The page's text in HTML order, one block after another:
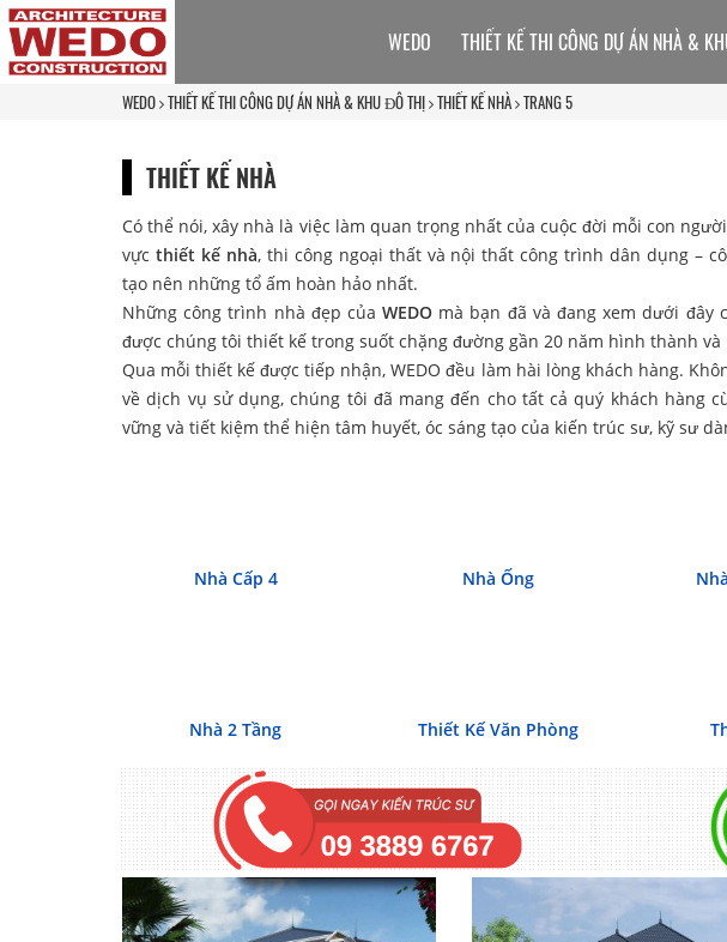
WEDO THIẾT KẾ THI CÔNG DỰ ÁN NHÀ & KHU ĐÔ THỊ THIẾT KẾ NHÀ TRANG 5
THIẾT KẾ NHÀ
Có thể nói, xây nhà là việc làm quan trọng nhất của cuộc đời mỗi con
vực thiết kế nhà, thi công ngoại thất và nội thất công trình dân dụng –
tạo nên những tổ ấm hoàn hảo nhất.
Những công trình nhà đẹp củaWEDO mà bạn đã và đang xem dưới
được chúng tôi thiết kế trong suốt chặng đường gần 20 năm hình thành
Qua mỗi thiết kế được tiếp nhận, WEDO đều làm hài lòng khách hàng.
về dịch vụ sử dụng, chúng tôi đã mang đến cho tất cả quý khách hàng
vững và tiết kiệm thể hiện tâm huyết, óc sáng tạo của kiến trúc sư, kỹ sư
Nhà Cấp 4 Nhà Ống
Nhà 2 Tầng Thiết Kế Văn Phòng
WEDO THIẾT KẾ THI CÔNG DỰ ÁN NHÀ &